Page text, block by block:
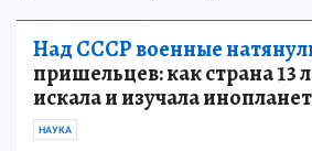
Над СССР военные
пришельцев: как страна 13
искала и изучала
НАУКА